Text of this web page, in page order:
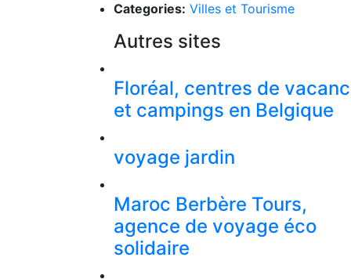
Categories: Villes et Tourisme
Autres sites
Floréal, centres de
et campings en Belgique
voyage jardin
Maroc Berbère Tours,
agence de voyage éco
solidaire